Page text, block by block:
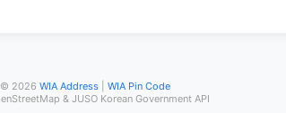
© 2026 WIA Address
WIA Pin Code
& JUSO Korean Government API